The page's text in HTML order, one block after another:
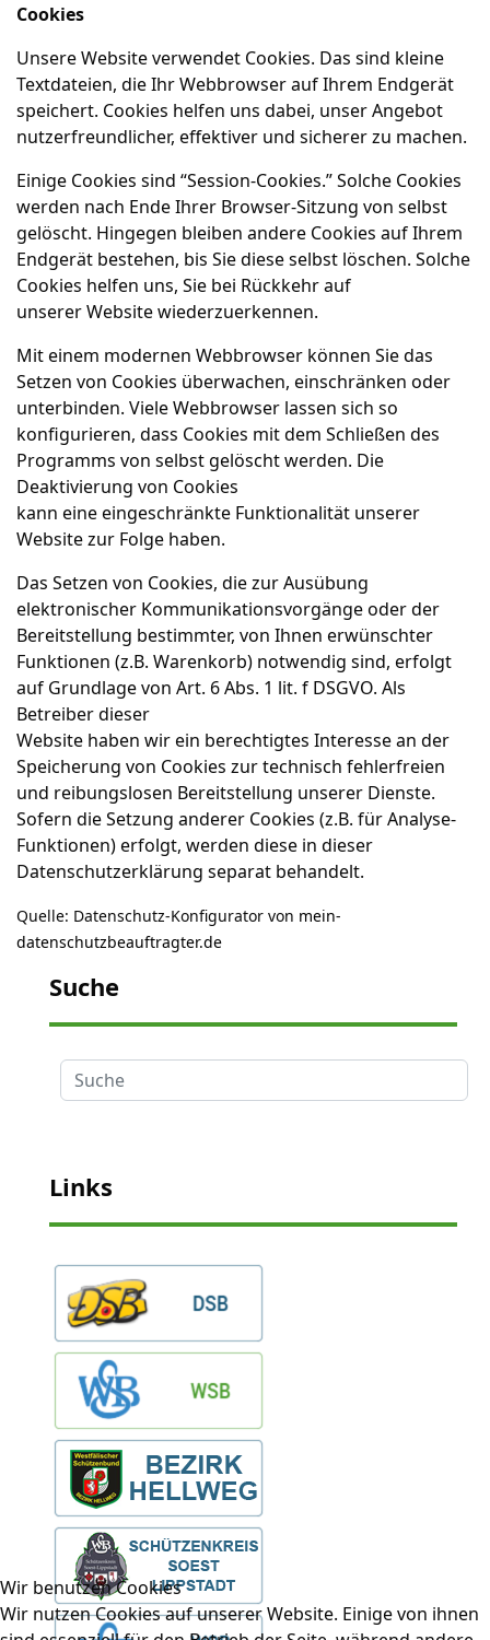
Cookies
Unsere Website verwendet Cookies. Das sind kleine
Textdateien, die Ihr Webbrowser auf Ihrem Endgerät
speichert. Cookies helfen uns dabei, unser Angebot
nutzerfreundlicher, effektiver und sicherer zu machen.
Einige Cookies sind “Session-Cookies.” Solche Cookies
werden nach Ende Ihrer Browser-Sitzung von selbst
gelöscht. Hingegen bleiben andere Cookies auf Ihrem
Endgerät bestehen, bis Sie diese selbst löschen. Solche
Cookies helfen uns, Sie bei Rückkehr auf
unserer Website wiederzuerkennen.
Mit einem modernen Webbrowser können Sie das
Setzen von Cookies überwachen, einschränken oder
unterbinden. Viele Webbrowser lassen sich so
konfigurieren, dass Cookies mit dem Schließen des
Programms von selbst gelöscht werden. Die
Deaktivierung von Cookies
kann eine eingeschränkte Funktionalität unserer
Website zur Folge haben.
Das Setzen von Cookies, die zur Ausübung
elektronischer Kommunikationsvorgänge oder der
Bereitstellung bestimmter, von Ihnen erwünschter
Funktionen (z.B. Warenkorb) notwendig sind, erfolgt
auf Grundlage von Art. 6 Abs. 1 lit. f DSGVO. Als
Betreiber dieser
Website haben wir ein berechtigtes Interesse an der
Speicherung von Cookies zur technisch fehlerfreien
und reibungslosen Bereitstellung unserer Dienste.
Sofern die Setzung anderer Cookies (z.B. für Analyse-
Funktionen) erfolgt, werden diese in dieser
Datenschutzerklärung separat behandelt.
Quelle: Datenschutz-Konfigurator von mein-
datenschutzbeauftragter.de
Suche
Suche
Links
Wir benutzen Cookies
Wir nutzen Cookies auf unserer Website. Einige von ihnen